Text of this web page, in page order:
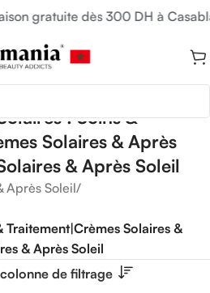
gratuite dès 300 DH à
: Soins &
Solaires & Après
& Après Soleil
Après Soleil/
Traitement|Crèmes Solaires &
& Après Soleil
de filtrage